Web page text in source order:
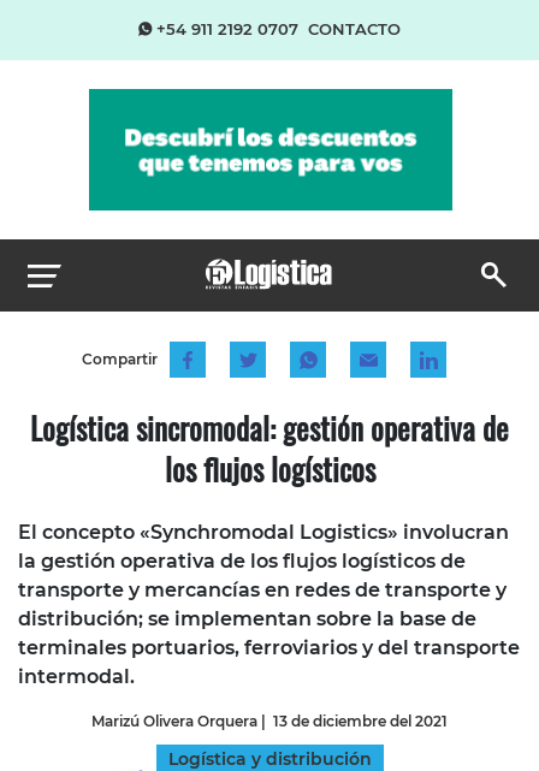
+54 911 2192 0707 CONTACTO
Compartir
Logística sincromodal: gestión operativa de
los flujos logísticos
El concepto «Synchromodal Logistics» involucran
la gestión operativa de los flujos logísticos de
transporte y mercancías en redes de transporte y
distribución; se implementan sobre la base de
terminales portuarios, ferroviarios y del transporte
intermodal.
Marizú Olivera Orquera | 13 de diciembre del 2021
Logística y distribución